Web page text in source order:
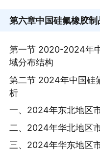
第六章中国硅氟橡胶
第一节 2020-2024年
域分布结构
第二节 2024年中国硅
析
一、2024年东北地区
二、2024年华北地区
三、2024年华东地区